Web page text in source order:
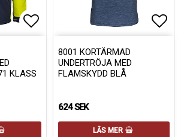
KLASS
8001 KORTÄRMAD
UNDERTRÖJA MED
FLAMSKYDD BLÅ
624 SEK
LÄS MER